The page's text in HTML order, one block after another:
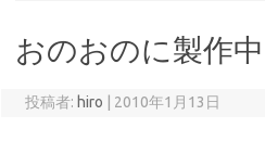
おのおのに製作中
投稿者: hiro 2010年1月13日